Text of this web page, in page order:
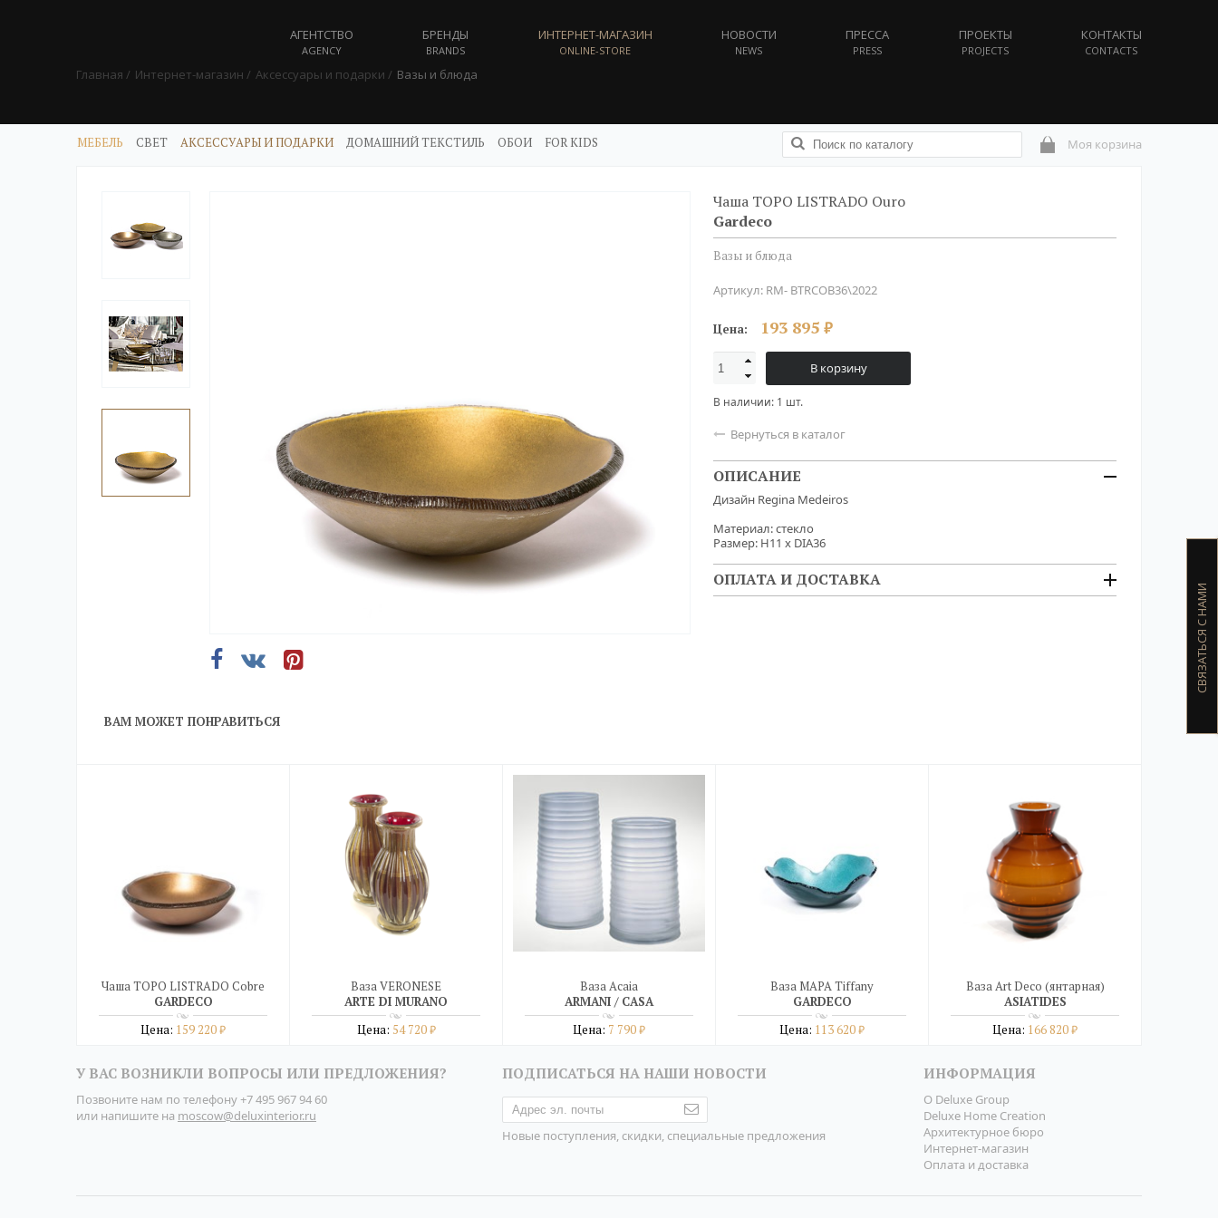
СВЯЗАТЬСЯ С НАМИ
АГЕНТСТВО
AGENCY
БРЕНДЫ
BRANDS
ИНТЕРНЕТ-МАГАЗИН
ONLINE-STORE
НОВОСТИ
NEWS
ПРЕССА
PRESS
ПРОЕКТЫ
PROJECTS
КОНТАКТЫ
CONTACTS
Главная Интернет-магазин Аксессуары и подарки Вазы и блюда
МЕБЕЛЬ СВЕТ АКСЕССУАРЫ И ПОДАРКИ ДОМАШНИЙ ТЕКСТИЛЬ ОБОИ FOR KIDS Моя корзина
Чаша TOPO LISTRADO Ouro
Gardeco
Вазы и блюда
Артикул: RM- BTRCOB36\2022
Цена: 193 895 ₽
В корзину
В наличии: 1 шт.
 Вернуться в каталог
ОПИСАНИЕ
Дизайн Regina Medeiros
Материал: стекло
Размер: H11 x DIA36
ОПЛАТА И ДОСТАВКА
ВАМ МОЖЕТ ПОНРАВИТЬСЯ
Чаша TOPO LISTRADO Cobre
GARDECO
Цена: 159 220₽
Ваза VERONESE
ARTE DI MURANO
Цена: 54 720₽
Ваза Acaia
ARMANI / CASA
Цена: 7 790₽
Ваза MAPA Tiffany
GARDECO
Цена: 113 620₽
Ваза Art Deco (янтарная)
ASIATIDES
Цена: 166 820₽
У ВАС ВОЗНИКЛИ ВОПРОСЫ ИЛИ ПРЕДЛОЖЕНИЯ?
Позвоните нам по телефону+7 495 967 94 60
или напишите на moscow@deluxinterior.ru
ПОДПИСАТЬСЯ НА НАШИ НОВОСТИ
Новые поступления, скидки, специальные предложения
ИНФОРМАЦИЯ
О Deluxe Group
Deluxe Home Creation
Архитектурное бюро
Интернет-магазин
Оплата и доставка